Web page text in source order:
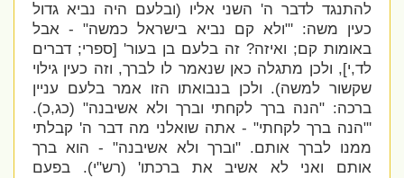
להתנגד לדבר ה' השני אליו (ובלעם היה נביא גדול
כעין משה: '" ולא קם נביא בישראל כמשה" - אבל
באומות קם; ואיזה? זה בלעם בן בעור' [ספרי; דברים
לד,י], ולכן מתגלה כאן שנאמר לו לברך, וזה כעין גילוי
שקשור למשה). ולכן בנבואתו הזו אמר בלעם עניין
ברכה: " הנה ברך לקחתי וברך ולא אשיבנה" (כג,כ).
"הנה ברך לקחתי" - אתה שואלני מה דבר ה' קבלתי
ממנו לברך אותם. "וברך ולא אשיבנה" - הוא ברך
אותם ואני לא אשיב את ברכתו' (רש"י). בפעם